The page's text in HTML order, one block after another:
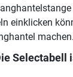
einklicken
machen.
Selectabell